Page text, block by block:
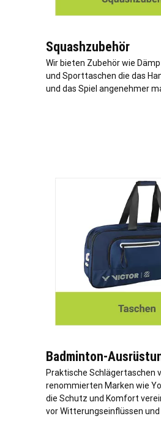
Squashzubehör
Wir bieten Zubehör wie
und Sporttaschen die das
und das Spiel angenehmer
Badminton-
Praktische Schlägertaschen
renommierten Marken wie
die Schutz und Komfort
vor Witterungseinflüssen und